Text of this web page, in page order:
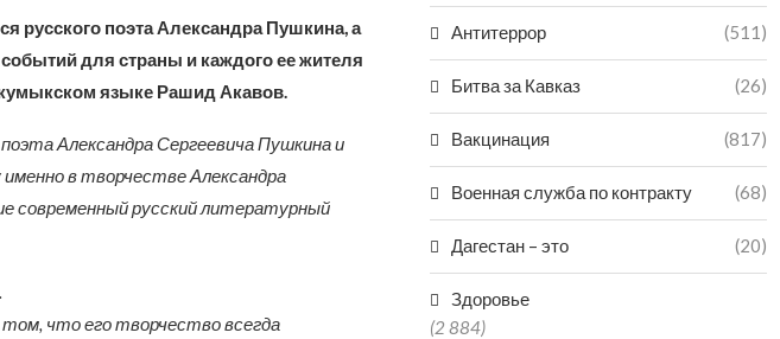
поэта Александра Пушкина, а
для страны и каждого ее жителя
языке Рашид Акавов.
Александра Сергеевича Пушкина и
именно в творчестве Александра
современный русский литературный
что его творчество всегда
Антитеррор (511)
Битва за Кавказ (26)
Вакцинация (817)
Военная служба по контракту (68)
Дагестан – это (20)
Здоровье
(2 884)